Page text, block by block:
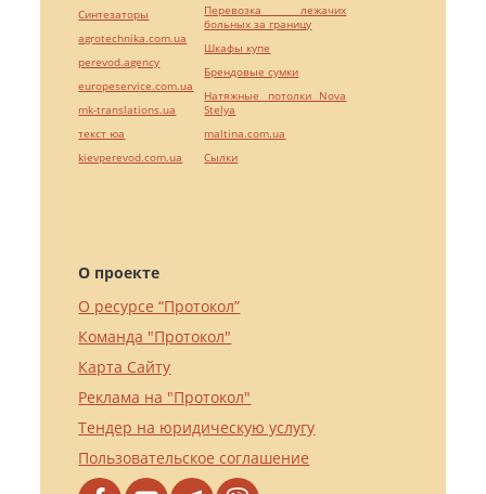
О проекте
О ресурсе “Протокол”
Команда "Протокол"
Карта Сайту
Реклама на "Протокол"
Тендер на юридическую услугу
Пользовательское соглашение
Синтезаторы
agrotechnika.com.ua
perevod.agency
europeservice.com.ua
mk-translations.ua
текст юа
kievperevod.com.ua
Перевозка лежачих
больных за границу
Шкафы купе
Брендовые сумки
Натяжные потолки Nova
Stelya
maltina.com.ua
Cылки